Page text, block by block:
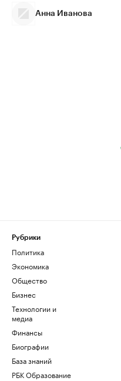
Анна Иванова
Рубрики
Политика
Экономика
Общество
Бизнес
Технологии и
медиа
Финансы
Биографии
База знаний
РБК Образование